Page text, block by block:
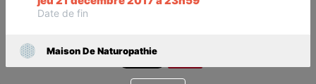
09:00Date de fin
Maison De Naturopathie